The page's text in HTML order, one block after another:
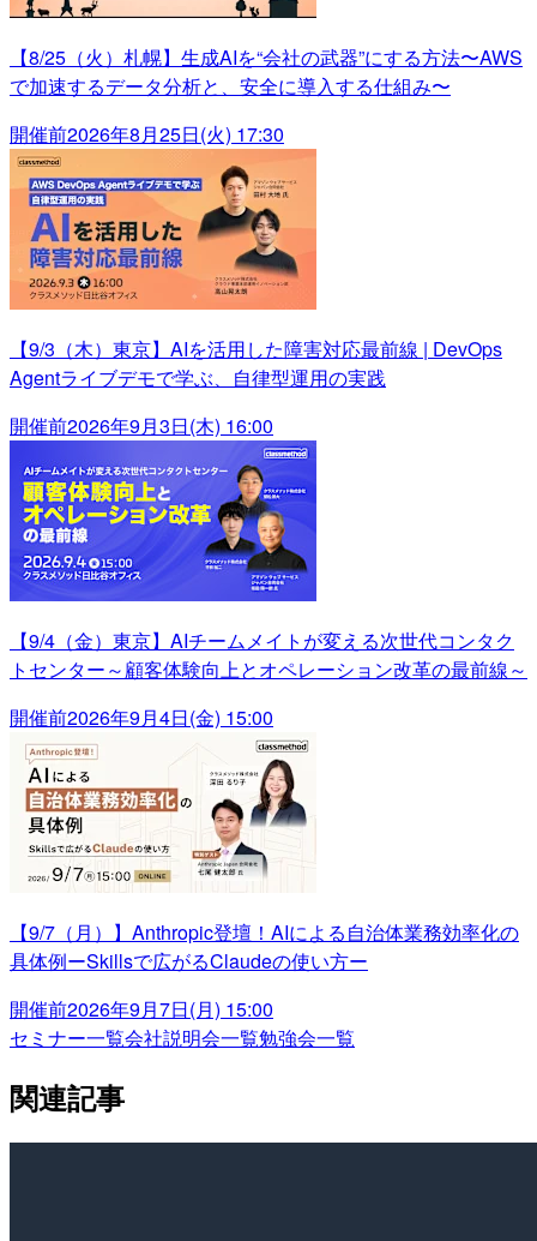
【8/25（火）札幌】生成AIを“会社の武器”にする方法〜AWS
で加速するデータ分析と、安全に導入する仕組み〜
開催前2026年8月25日(火) 17:30
【9/3（木）東京】AIを活用した障害対応最前線 | DevOps
Agentライブデモで学ぶ、自律型運用の実践
開催前2026年9月3日(木) 16:00
【9/4（金）東京】AIチームメイトが変える次世代コンタク
トセンター～顧客体験向上とオペレーション改革の最前線～
開催前2026年9月4日(金) 15:00
【9/7（月）】Anthropic登壇！AIによる自治体業務効率化の
具体例ーSkillsで広がるClaudeの使い方ー
開催前2026年9月7日(月) 15:00
セミナー一覧会社説明会一覧勉強会一覧
関連記事